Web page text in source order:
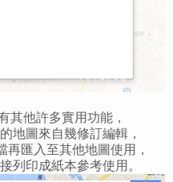
其他許多實用功能，
地圖來自幾修訂編輯，
匯入至其他地圖使用，
列印成紙本參考使用。